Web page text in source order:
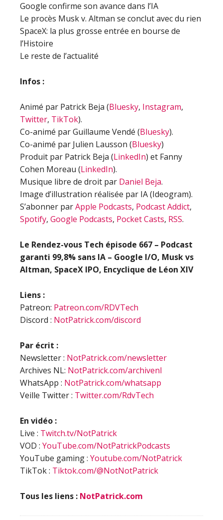
Google confirme son avance dans l’IA
Le procès Musk v. Altman se conclut avec du rien
SpaceX: la plus grosse entrée en bourse de
l’Histoire
Le reste de l’actualité
Infos :
Animé par Patrick Beja (Bluesky, Instagram,
Twitter, TikTok).
Co-animé par Guillaume Vendé (Bluesky).
Co-animé par Julien Lausson (Bluesky)
Produit par Patrick Beja (LinkedIn) et Fanny
Cohen Moreau (LinkedIn).
Musique libre de droit par Daniel Beja.
Image d’illustration réalisée par IA (Ideogram).
S’abonner parApple Podcasts, Podcast Addict,
Spotify, Google Podcasts, Pocket Casts, RSS.
Le Rendez-vous Tech épisode 667 – Podcast
garanti 99,8% sans IA – Google I/O, Musk vs
Altman, SpaceX IPO, Encyclique de Léon XIV
Liens :
Patreon: Patreon.com/RDVTech
Discord : NotPatrick.com/discord
Par écrit :
Newsletter : NotPatrick.com/newsletter
Archives NL: NotPatrick.com/archivenl
WhatsApp : NotPatrick.com/whatsapp
Veille Twitter : Twitter.com/RdvTech
En vidéo :
Live : Twitch.tv/NotPatrick
VOD : YouTube.com/NotPatrickPodcasts
YouTube gaming : Youtube.com/NotPatrick
TikTok : Tiktok.com/@NotNotPatrick
Tous les liens : NotPatrick.com